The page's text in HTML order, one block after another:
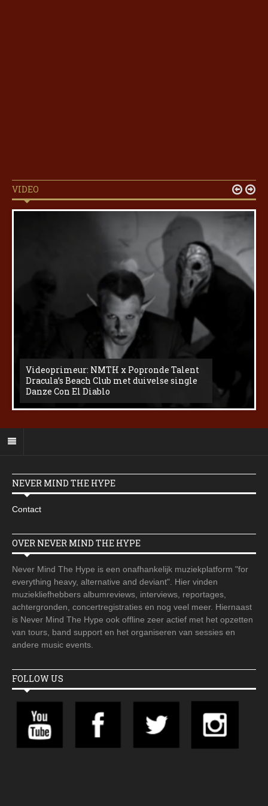
VIDEO
Videoprimeur: NMTH x Popronde Talent
Dracula’s Beach Club met duivelse single
Danze Con El Diablo
 
NEVER MIND THE HYPE
Contact
OVER NEVER MIND THE HYPE
Never Mind The Hype is een onafhankelijk muziekplatform "for
everything heavy, alternative and deviant". Hier vinden
muziekliefhebbers albumreviews, interviews, reportages,
achtergronden, concertregistraties en nog veel meer. Hiernaast
is Never Mind The Hype ook offline zeer actief met het opzetten
van tours, band support en het organiseren van sessies en
andere music events.
FOLLOW US